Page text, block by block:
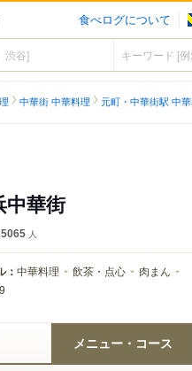
食べログについて
中華街 中華料理 元町・中華街駅 中
中華街
人
： 中華料理 飲茶・点心 肉まん
メニュー・コース